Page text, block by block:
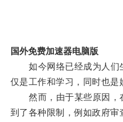
国外免费加速器电脑版
如今网络已经成为人们
仅是工作和学习，同时也是
然而，由于某些原因，
到了各种限制，例如政府审